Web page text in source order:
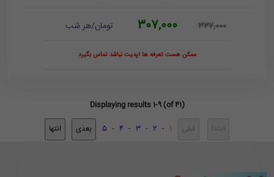
332,000
307,000 تومان/هر شب
ممکن هست تعرفه ها آپدیت نباشد تماس بگیرد
Displaying results 1-9 (of 41)
1
-
2
-
3
-
4
-
5